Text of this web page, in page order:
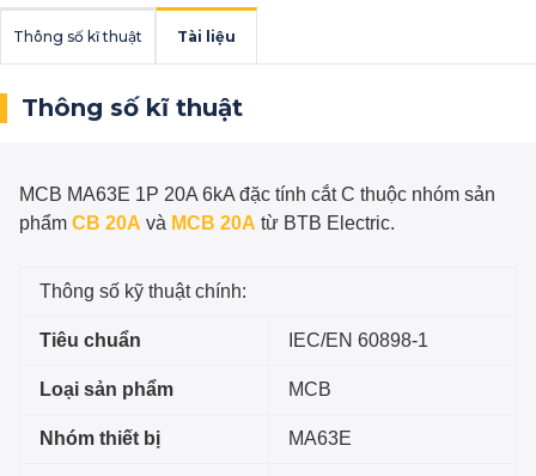
Thông số kĩ thuật Tài liệu
Thông số kĩ thuật
MCB MA63E 1P 20A 6kA đặc tính cắt C thuộc nhóm sản
phẩm CB 20A và MCB 20A từ BTB Electric.
Thông số kỹ thuật chính:
Tiêu chuẩn IEC/EN 60898-1
Loại sản phẩm MCB
Nhóm thiết bị MA63E